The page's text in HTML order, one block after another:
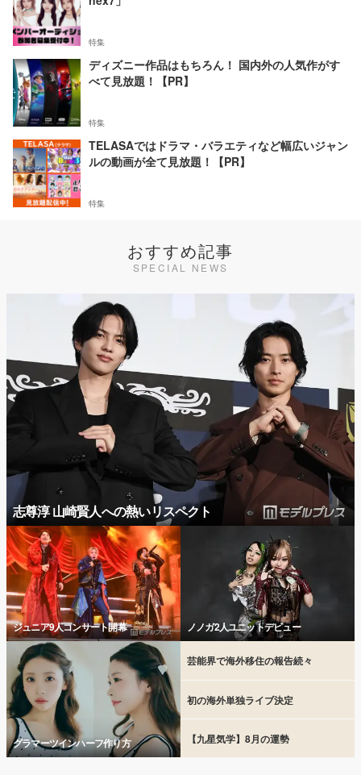
特集
ディズニー作品はもちろん！ 国内外の人気作がす
べて見放題！【PR】
特集
TELASAではドラマ・バラエティなど幅広いジャン
ルの動画が全て見放題！【PR】
特集
おすすめ記事
SPECIAL NEWS
志尊淳 山崎賢人への熱いリスペクト
ジュニア9人コンサート開幕 ノノガ2人ユニットデビュー
グラマーツインハーフ作り方
芸能界で海外移住の報告続々
初の海外単独ライブ決定
【九星気学】8月の運勢